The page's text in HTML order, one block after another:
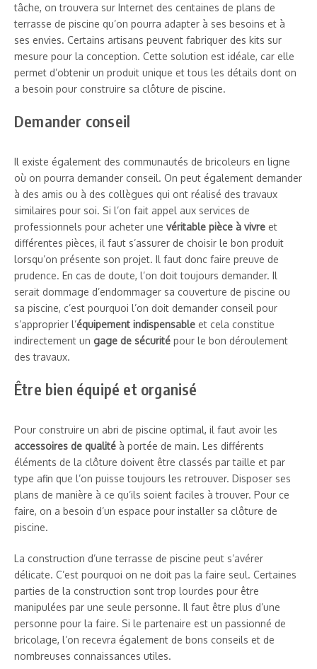
tâche, on trouvera sur Internet des centaines de plans de
terrasse de piscine qu’on pourra adapter à ses besoins et à
ses envies. Certains artisans peuvent fabriquer des kits sur
mesure pour la conception. Cette solution est idéale, car elle
permet d’obtenir un produit unique et tous les détails dont on
a besoin pour construire sa clôture de piscine.
Demander conseil
Il existe également des communautés de bricoleurs en ligne
où on pourra demander conseil. On peut également demander
à des amis ou à des collègues qui ont réalisé des travaux
similaires pour soi. Si l’on fait appel aux services de
professionnels pour acheter une véritable pièce à vivre et
différentes pièces, il faut s’assurer de choisir le bon produit
lorsqu’on présente son projet. Il faut donc faire preuve de
prudence. En cas de doute, l’on doit toujours demander. Il
serait dommage d’endommager sa couverture de piscine ou
sa piscine, c’est pourquoi l’on doit demander conseil pour
s’approprier l’équipement indispensable et cela constitue
indirectement un gage de sécurité pour le bon déroulement
des travaux.
Être bien équipé et organisé
Pour construire un abri de piscine optimal, il faut avoir les
accessoires de qualité à portée de main. Les différents
éléments de la clôture doivent être classés par taille et par
type afin que l’on puisse toujours les retrouver. Disposer ses
plans de manière à ce qu’ils soient faciles à trouver. Pour ce
faire, on a besoin d’un espace pour installer sa clôture de
piscine.
La construction d’une terrasse de piscine peut s’avérer
délicate. C’est pourquoi on ne doit pas la faire seul. Certaines
parties de la construction sont trop lourdes pour être
manipulées par une seule personne. Il faut être plus d’une
personne pour la faire. Si le partenaire est un passionné de
bricolage, l’on recevra également de bons conseils et de
nombreuses connaissances utiles.